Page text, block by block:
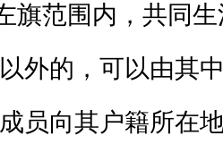
旗范围内， 共同
以外的 ， 可以由其
成员向其户籍所在